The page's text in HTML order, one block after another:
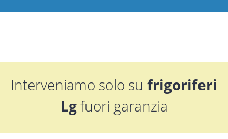
Interveniamo solo su frigoriferi
Lgfuori garanzia